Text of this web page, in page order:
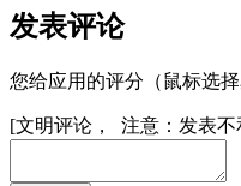
发表评论
您给应用的评分（鼠标选择
[文明评论， 注意：发表